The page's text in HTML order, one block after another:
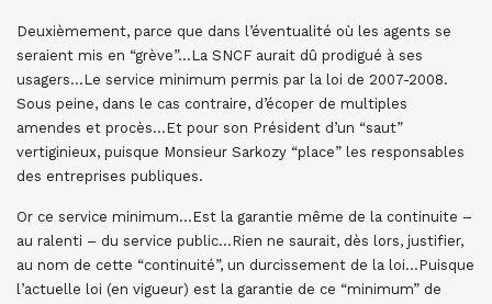
Deuxièmement, parce que dans l’éventualité où les agents se
seraient mis en “grève”…La SNCF aurait dû prodigué à ses
usagers…Le service minimum permis par la loi de 2007-2008.
Sous peine, dans le cas contraire, d’écoper de multiples
amendes et procès…Et pour son Président d’un “saut”
vertiginieux, puisque Monsieur Sarkozy “place” les responsables
des entreprises publiques.
Or ce service minimum…Est la garantie même de la continuite –
au ralenti – du service public…Rien ne saurait, dès lors, justifier,
au nom de cette “continuité”, un durcissement de la loi…Puisque
l’actuelle loi (en vigueur) est la garantie de ce “minimum” de